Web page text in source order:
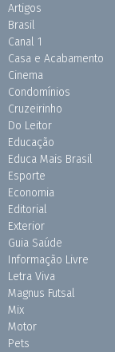
Artigos
Brasil
Canal 1
Casa e Acabamento
Cinema
Condomínios
Cruzeirinho
Do Leitor
Educação
Educa Mais Brasil
Esporte
Economia
Editorial
Exterior
Guia Saúde
Informação Livre
Letra Viva
Magnus Futsal
Mix
Motor
Pets